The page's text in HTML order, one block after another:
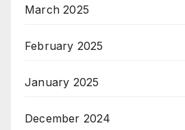
March 2025
February 2025
January 2025
December 2024